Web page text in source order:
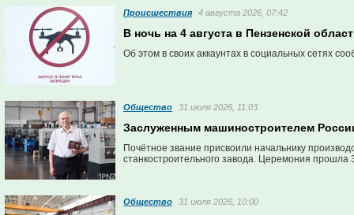
Проиcшествия 4 августа 2026, 07:42
В ночь на 4 августа в Пензенской
Об этом в своих аккаунтах в социальных сетях
Общество 31 июля 2026, 11:03
Заслуженным машиностроителем
Почётное звание присвоили начальнику
станкостроительного завода. Церемония прошла
Общество 31 июля 2026, 10:00